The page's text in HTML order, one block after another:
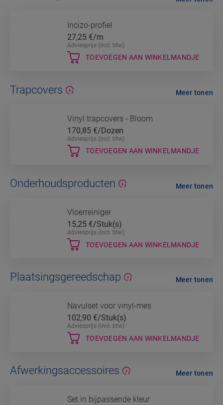
Incizo-profiel
27,25 €/m
Adviesprijs (incl. btw)
TOEVOEGEN AAN WINKELMANDJE
Trapcovers
Vinyl trapcovers - Bloom
170,85 €/Dozen
Adviesprijs (incl. btw)
TOEVOEGEN AAN WINKELMANDJE
Meer tonen
Onderhoudsproducten
Vloerreiniger
15,25 €/Stuk(s)
Adviesprijs (incl. btw)
TOEVOEGEN AAN WINKELMANDJE
Meer tonen
Plaatsingsgereedschap
Navulset voor vinyl-mes
102,90 €/Stuk(s)
Adviesprijs (incl. btw)
TOEVOEGEN AAN WINKELMANDJE
Meer tonen
Afwerkingsaccessoires
Set in bijpassende kleur
Meer tonen